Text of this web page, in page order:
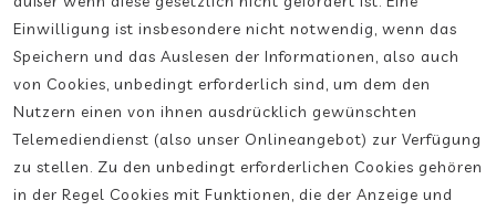
Einwilligung ist insbesondere nicht notwendig, wenn das
Speichern und das Auslesen der Informationen, also auch
von Cookies, unbedingt erforderlich sind, um dem den
Nutzern einen von ihnen ausdrücklich gewünschten
Telemediendienst (also unser Onlineangebot) zur Verfügung
zu stellen. Zu den unbedingt erforderlichen Cookies gehören
in der Regel Cookies mit Funktionen, die der Anzeige und